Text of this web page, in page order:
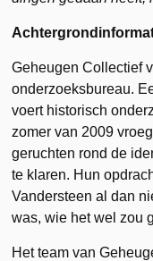
Geheugen Collectief
onderzoeksbureau.
voert historisch
zomer van 2009
geruchten rond de
te klaren. Hun
Vandersteen al dan
was, wie het wel zou
Het team van